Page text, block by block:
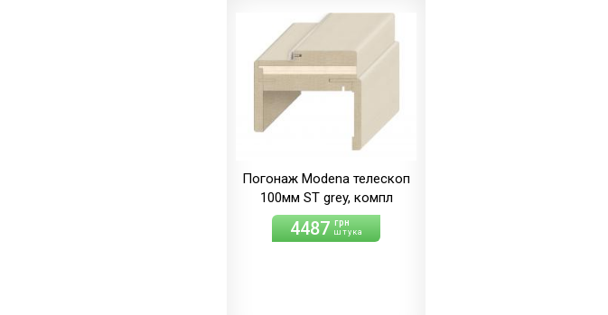
Погонаж Modena телескоп
100мм ST grey, компл
4487 грн
штука